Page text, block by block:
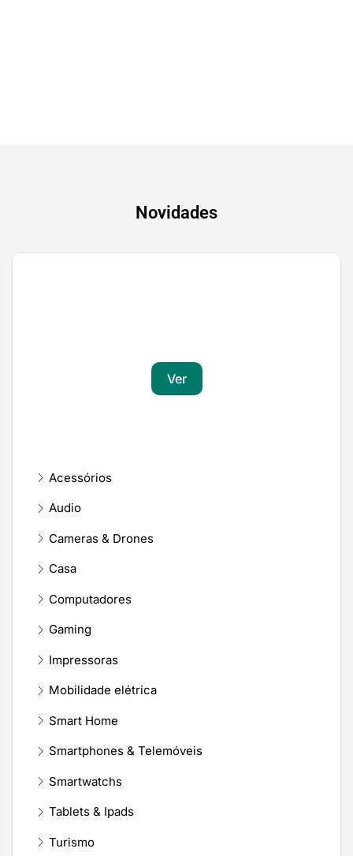
Novidades
Ver
Acessórios
Audio
Cameras & Drones
Casa
Computadores
Gaming
Impressoras
Mobilidade elétrica
Smart Home
Smartphones & Telemóveis
Smartwatchs
Tablets & Ipads
Turismo